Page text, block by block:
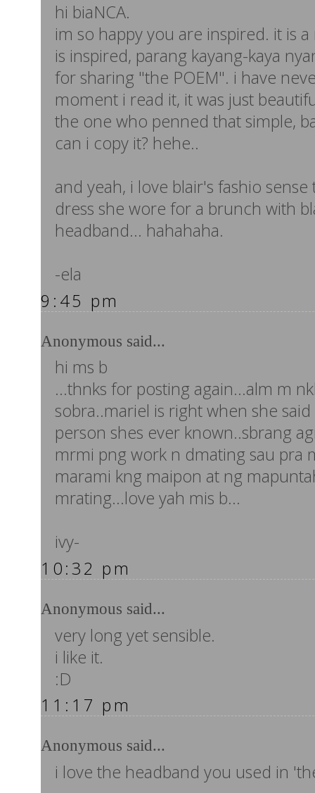
hi biaNCA.
im so happy you are inspired. it is
is inspired, parang kayang-kaya
for sharing "the POEM". i have
moment i read it, it was just
the one who penned that simple,
can i copy it? hehe..
and yeah, i love blair's fashio
dress she wore for a brunch with
headband... hahahaha.
-ela
9:45 pm
Anonymous said...
hi ms b
...thnks for posting again...alm m
sobra..mariel is right when she
person shes ever known..sbrang
mrmi png work n dmating sau pra
marami kng maipon at ng
mrating...love yah mis b...
ivy-
10:32 pm
Anonymous said...
very long yet sensible.
i like it.
:D
11:17 pm
Anonymous said...
i love the headband you used in